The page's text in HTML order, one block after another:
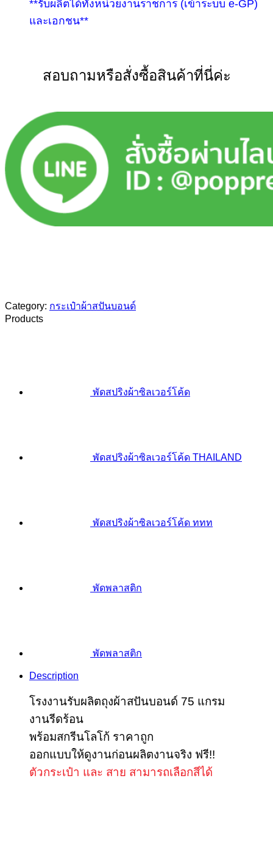
**รับผลิตได้ทั้งหน่วยงานราชการ (เข้าระบบ e-GP)
และเอกชน**
สอบถามหรือสั่งซื้อสินค้าที่นี่ค่ะ
Category: กระเป๋าผ้าสปันบอนด์
Products
พัดสปริงผ้าซิลเวอร์โค้ด
พัดสปริงผ้าซิลเวอร์โค้ด THAILAND
พัดสปริงผ้าซิลเวอร์โค้ด ททท
พัดพลาสติก
พัดพลาสติก
Description
โรงงานรับผลิตถุงผ้าสปันบอนด์ 75 แกรม
งานรีดร้อน
พร้อมสกรีนโลโก้ ราคาถูก
ออกแบบให้ดูงานก่อนผลิตงานจริง ฟรี!!
ตัวกระเป๋า และ สาย สามารถเลือกสีได้